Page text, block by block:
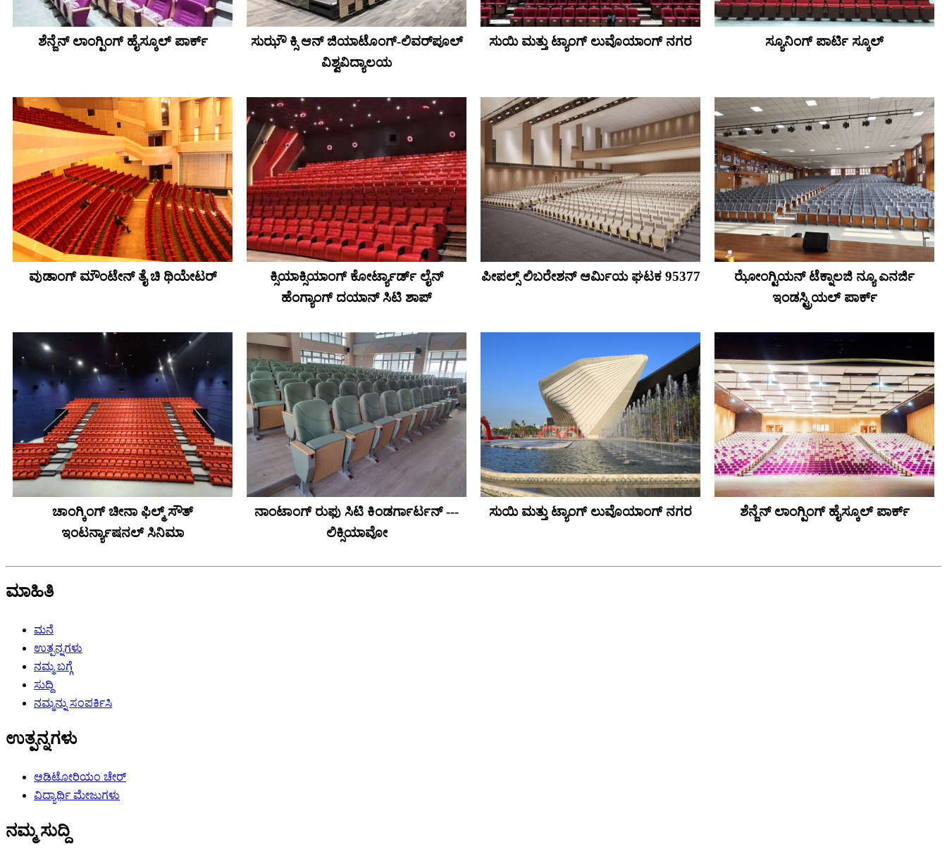
ಶೆನ್ಜೆನ್ ಲಾಂಗ್ಪಿಂಗ್ ಹೈಸ್ಕೂಲ್ ಪಾರ್ಕ್
ಸುಝೌ ಕ್ಸಿ ಆನ್ ಜಿಯಾಟೊಂಗ್-ಲಿವರ್‌ಪೂಲ್
ವಿಶ್ವವಿದ್ಯಾಲಯ
ಸುಯಿ ಮತ್ತು ಟ್ಯಾಂಗ್ ಲುವೊಯಾಂಗ್ ನಗರ ಸ್ಯೂನಿಂಗ್ ಪಾರ್ಟಿ ಸ್ಕೂಲ್
ವುಡಾಂಗ್ ಮೌಂಟೇನ್ ತೈ ಚಿ ಥಿಯೇಟರ್
ಕ್ಸಿಯಾಕ್ಸಿಯಾಂಗ್ ಕೋರ್ಟ್ಯಾರ್ಡ್ ಲೈನ್
ಹೆಂಗ್ಯಾಂಗ್ ದಯಾನ್ ಸಿಟಿ ಶಾಪ್
ಪೀಪಲ್ಸ್ ಲಿಬರೇಶನ್ ಆರ್ಮಿಯ ಘಟಕ 95377
ಝೋಂಗ್ಟಿಯನ್ ಟೆಕ್ನಾಲಜಿ ನ್ಯೂ ಎನರ್ಜಿ
ಇಂಡಸ್ಟ್ರಿಯಲ್ ಪಾರ್ಕ್
ಚಾಂಗ್ಕಿಂಗ್ ಚೀನಾ ಫಿಲ್ಮ್ ಸೌತ್
ಇಂಟರ್ನ್ಯಾಷನಲ್ ಸಿನಿಮಾ
ನಾಂಟಾಂಗ್ ರುಫು ಸಿಟಿ ಕಿಂಡರ್ಗಾರ್ಟನ್ ---
ಲಿಕ್ಸಿಯಾವೋ
ಸುಯಿ ಮತ್ತು ಟ್ಯಾಂಗ್ ಲುವೊಯಾಂಗ್ ನಗರ ಶೆನ್ಜೆನ್ ಲಾಂಗ್ಪಿಂಗ್ ಹೈಸ್ಕೂಲ್ ಪಾರ್ಕ್
ಮಾಹಿತಿ
ಮನೆ
ಉತ್ಪನ್ನಗಳು
ನಮ್ಮ ಬಗ್ಗೆ
ಸುದ್ದಿ
ನಮ್ಮನ್ನು ಸಂಪರ್ಕಿಸಿ
ಉತ್ಪನ್ನಗಳು
ಆಡಿಟೋರಿಯಂ ಚೇರ್
ವಿದ್ಯಾರ್ಥಿ ಮೇಜುಗಳು
ನಮ್ಮ ಸುದ್ದಿ